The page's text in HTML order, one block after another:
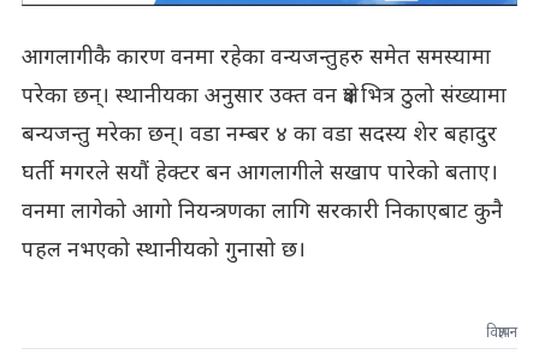
आगलागीकै कारण वनमा रहेका वन्यजन्तुहरु समेत समस्यामा
परेका छन्। स्थानीयका अनुसार उक्त वन क्षेत्र भित्र ठुलो संख्यामा
बन्यजन्तु मरेका छन्। वडा नम्बर ४ का वडा सदस्य शेर बहादुर
घर्ती मगरले सयौं हेक्टर बन आगलागीले सखाप पारेको बताए।
वनमा लागेको आगो नियन्त्रणका लागि सरकारी निकाएबाट कुनै
पहल नभएको स्थानीयको गुनासो छ।
विज्ञापन